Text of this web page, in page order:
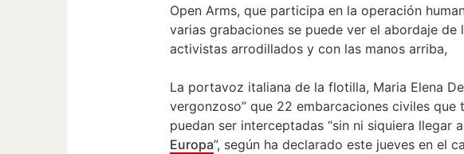
Open Arms, que participa en la operación
varias grabaciones se puede ver el abordaje
activistas arrodillados y con las manos arriba,
La portavoz italiana de la flotilla, Maria Elena
vergonzoso” que 22 embarcaciones civiles
puedan ser interceptadas “sin ni siquiera llegar
Europa”, según ha declarado este jueves en el